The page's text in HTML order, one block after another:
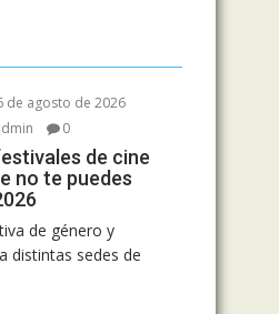
de agosto de 2026
0
de cine
no te puedes
de género y
distintas sedes de